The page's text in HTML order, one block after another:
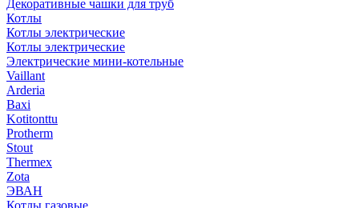
Декоративные чашки для труб
Котлы
Котлы электрические
Котлы электрические
Электрические мини-котельные
Vaillant
Arderia
Baxi
Kotitonttu
Protherm
Stout
Thermex
Zota
ЭВАН
Котлы газовые